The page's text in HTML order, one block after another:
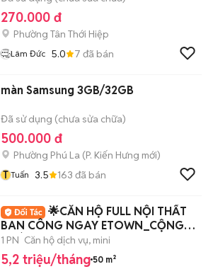
270.000 đ
Phường Tân Thới Hiệp
Lâm Đức 5.0 7 đã bán
màn Samsung 3GB/32GB
Đã sử dụng (chưa sửa chữa)
500.000 đ
Phường Phú La (P. Kiến Hưng mới)
T Tuấn 3.5 163 đã bán
🌟CĂN HỘ FULL NỘI THẤT
BAN CÔNG NGAY ETOWN_CỘNG
HOÀ
1 PN Căn hộ dịch vụ, mini
5,2 triệu/tháng 50 m²